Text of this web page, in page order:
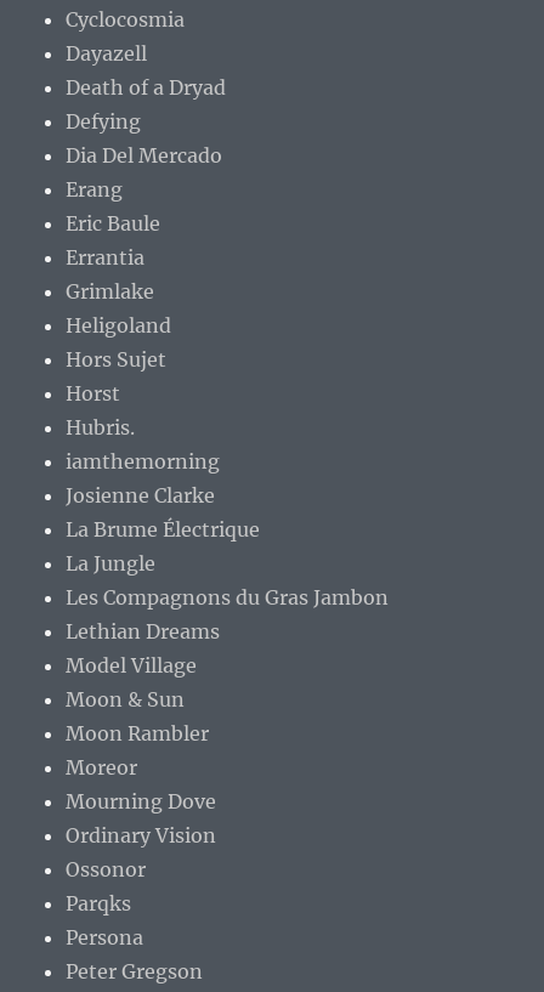
Cyclocosmia
Dayazell
Death of a Dryad
Defying
Dia Del Mercado
Erang
Eric Baule
Errantia
Grimlake
Heligoland
Hors Sujet
Horst
Hubris.
iamthemorning
Josienne Clarke
La Brume Électrique
La Jungle
Les Compagnons du Gras Jambon
Lethian Dreams
Model Village
Moon & Sun
Moon Rambler
Moreor
Mourning Dove
Ordinary Vision
Ossonor
Parqks
Persona
Peter Gregson